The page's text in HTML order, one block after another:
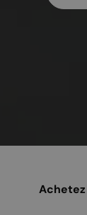
Achetez